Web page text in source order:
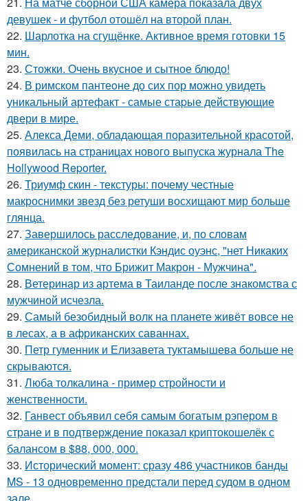
девушек - и футбол отошёл на второй план.
22. Шарлотка на сгущёнке. Активное время готовки 15
мин.
23. Стожки. Очень вкусное и сытное блюдо!
24. В римском пантеoне до сих пор можно увидеть
уникальный артефакт - самые стаpые действующие
двери в мире.
25. Алекса Деми, обладающая поразительной красотой,
появилась на страницах нового выпуска журнала The
Hollywood Reporter.
26. Триумф скин - текстуры: почему честные
макроснимки звезд без ретуши восхищают мир больше
глянца.
27. Завершилось расследование, и, по словам
американской журналистки Кэндис оуэнс, "нет Никаких
Сомнений в том, что Брижит Макрон - Мужчина".
28. Ветеринар из артема в Таиланде после знакомства с
мужчиной исчезла.
29. Самый безобидный волк на планете живёт вовсе не
в лесах, а в африканских саваннах.
30. Петр гуменник и Елизавета туктамышева больше не
скрываются.
31. Люба толкалина - пример стройности и
женственности.
32. Ганвест объявил себя самым богатым рэпером в
стране и в подтверждение показал криптокошелёк с
балансом в $88, 000, 000.
33. Исторический момент: сразу 486 участников банды
MS - 13 одновременно предстали перед судом в одном